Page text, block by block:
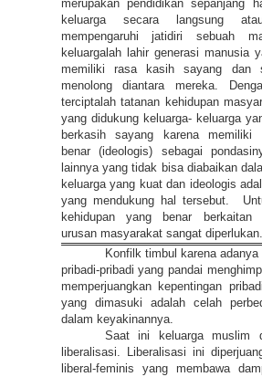
merupakan pendidikan sepanjang
keluarga secara langsung
mempengaruhi jatidiri sebuah
keluargalah lahir generasi manusia
memiliki rasa kasih sayang dan
menolong diantara mereka.
terciptalah tatanan kehidupan
yang didukung keluarga- keluarga
berkasih sayang karena memiliki
benar (ideologis) sebagai
lainnya yang tidak bisa diabaikan
keluarga yang kuat dan ideologis
yang mendukung hal tersebut.
kehidupan yang benar berkaitan
urusan masyarakat sangat diperlukan.
Konfilk timbul karena adanya
pribadi-pribadi yang pandai
memperjuangkan kepentingan
yang dimasuki adalah celah
dalam keyakinannya.
Saat ini keluarga muslim
liberalisasi. Liberalisasi ini
liberal-feminis yang membawa